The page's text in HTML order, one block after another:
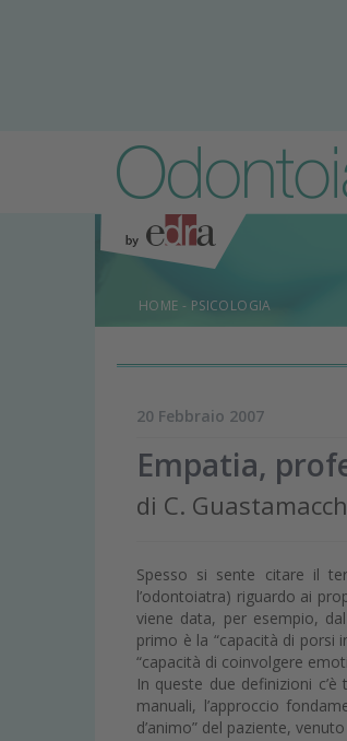
HOME - PSICOLOGIA
20 Febbraio 2007
Empatia,
di C.
Spesso si sente citare il
l’odontoiatra) riguardo ai
viene data, per esempio,
primo è la “capacità di porsi
“capacità di coinvolgere
In queste due definizioni
manuali, l’approccio
d’animo” del paziente,